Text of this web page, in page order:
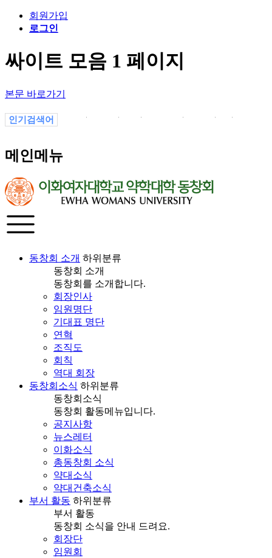
회원가입
로그인
싸이트 모음 1 페이지
본문 바로가기
인기검색어
메인메뉴
동창회 소개 하위분류
동창회 소개
동창회를 소개합니다.
회장인사
임원명단
기대표 명단
연혁
조직도
회칙
역대 회장
동창회소식 하위분류
동창회소식
동창회 활동메뉴입니다.
공지사항
뉴스레터
이화소식
총동창회 소식
약대소식
약대건축소식
부서 활동 하위분류
부서 활동
동창회 소식을 안내 드려요.
회장단
임원회